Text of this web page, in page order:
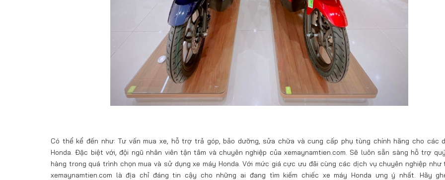
Có thể kể đến như: Tư vấn mua xe, hỗ trợ trả góp, bảo dưỡng, sửa chữa và cung cấp phụ tùng chính hãng cho các
Honda. Đặc biệt với, đội ngũ nhân viên tận tâm và chuyên nghiệp của xemaynamtien.com. Sẽ luôn sẵn sàng hỗ trợ
hàng trong quá trình chọn mua và sử dụng xe máy Honda. Với mức giá cực ưu đãi cùng các dịch vụ chuyên nghiệp như
xemaynamtien.com là địa chỉ đáng tin cậy cho những ai đang tìm kiếm chiếc xe máy Honda ưng ý nhất. Hãy